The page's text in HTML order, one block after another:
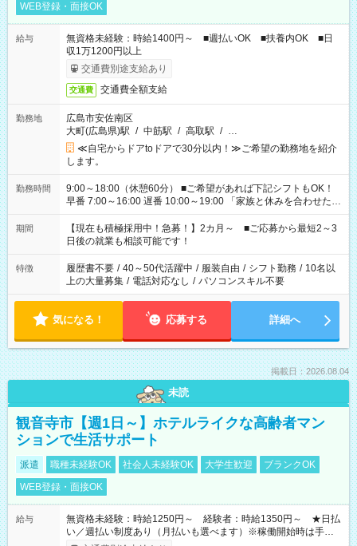
WEB登録・面接OK
給与
無資格未経験：時給1400円～ ■週払いOK ■扶養内OK ■日
収1万1200円以上
交通費別途支給あり
交通費 交通費全額支給
勤務地
広島市安佐南区
大町(広島県)駅 / 中筋駅 / 高取駅 / …
≪自宅からドアtoドアで30分以内！≫ご希望の勤務地を紹介
します。
勤務時間
9:00～18:00（休憩60分） ■ご希望があれば下記シフトもOK！
早番 7:00～16:00 遅番 10:00～19:00 「家族と休みを合わせた
い」 「余裕を持って夕飯の準備がしたい」 「できれば残業はし
たくない」 など、ご希望を教えてくださいね。 ※Wワーク希望
の方へ 今ご覧のお仕事で希望する勤務時間と、もう1つのお仕事
の勤務時間。 合計で週40時間を超える場合は応募できません。
期間
【現在も積極採用中！急募！】2カ月～ ■ご応募から最短2～3
日後の就業も相談可能です！
特徴 履歴書不要 / 40～50代活躍中 / 服装自由 / シフト勤務 / 10名以
上の大量募集 / 電話対応なし / パソコンスキル不要
気になる！ 応募する 詳細へ
掲載日：2026.08.04
未読
観音寺市【週1日～】ホテルライクな高齢者マン
ションで生活サポート
派遣 職種未経験OK 社会人未経験OK 大学生歓迎
ブランクOK
WEB登録・面接OK
給与
無資格未経験：時給1250円～ 経験者：時給1350円～ ★日払
い／週払い制度あり（月払いも選べます）※稼働開始時は手続き